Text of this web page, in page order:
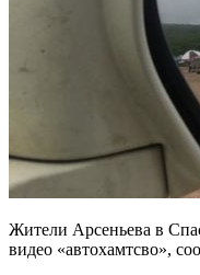
Жители Арсеньева в
видео «автохамтсво»,